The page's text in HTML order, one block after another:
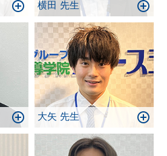
横田 先生
大矢 先生